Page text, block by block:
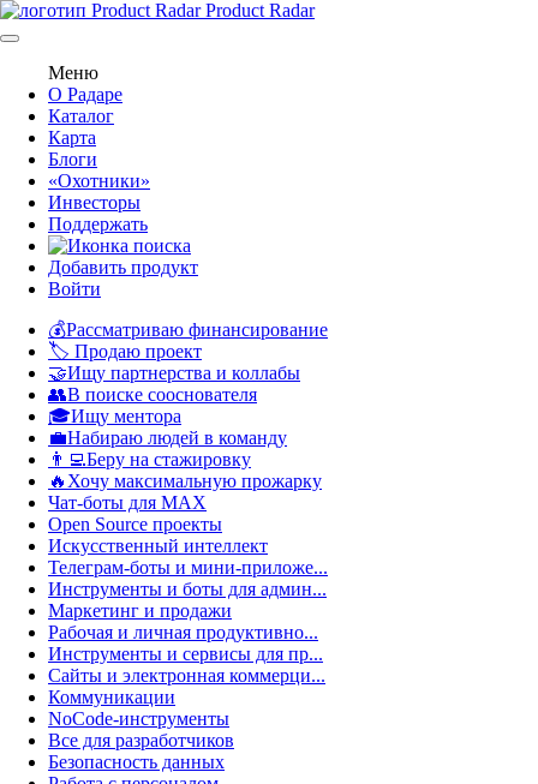
Product Radar
Меню
О Радаре
Каталог
Карта
Блоги
«Охотники»
Инвесторы
Поддержать
Добавить продукт
Войти
💰Рассматриваю финансирование
🏷️ Продаю проект
🤝Ищу партнерства и коллабы
👥В поиске сооснователя
🎓Ищу ментора
💼Набираю людей в команду
👨‍💻Беру на стажировку
🔥Хочу максимальную прожарку
Чат-боты для MAX
Open Source проекты
Искусственный интеллект
Телеграм-боты и мини-приложе...
Инструменты и боты для админ...
Маркетинг и продажи
Рабочая и личная продуктивно...
Инструменты и сервисы для пр...
Сайты и электронная коммерци...
Коммуникации
NoCode-инструменты
Все для разработчиков
Безопасность данных